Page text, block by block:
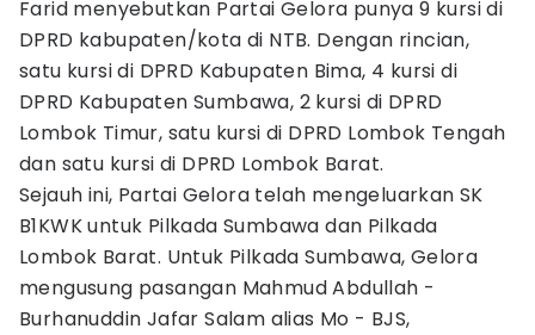
Farid menyebutkan Partai Gelora punya 9 kursi di
DPRD kabupaten/kota di NTB. Dengan rincian,
satu kursi di DPRD Kabupaten Bima, 4 kursi di
DPRD Kabupaten Sumbawa, 2 kursi di DPRD
Lombok Timur, satu kursi di DPRD Lombok Tengah
dan satu kursi di DPRD Lombok Barat.
Sejauh ini, Partai Gelora telah mengeluarkan SK
B1KWK untuk Pilkada Sumbawa dan Pilkada
Lombok Barat. Untuk Pilkada Sumbawa, Gelora
mengusung pasangan Mahmud Abdullah -
Burhanuddin Jafar Salam alias Mo - BJS,